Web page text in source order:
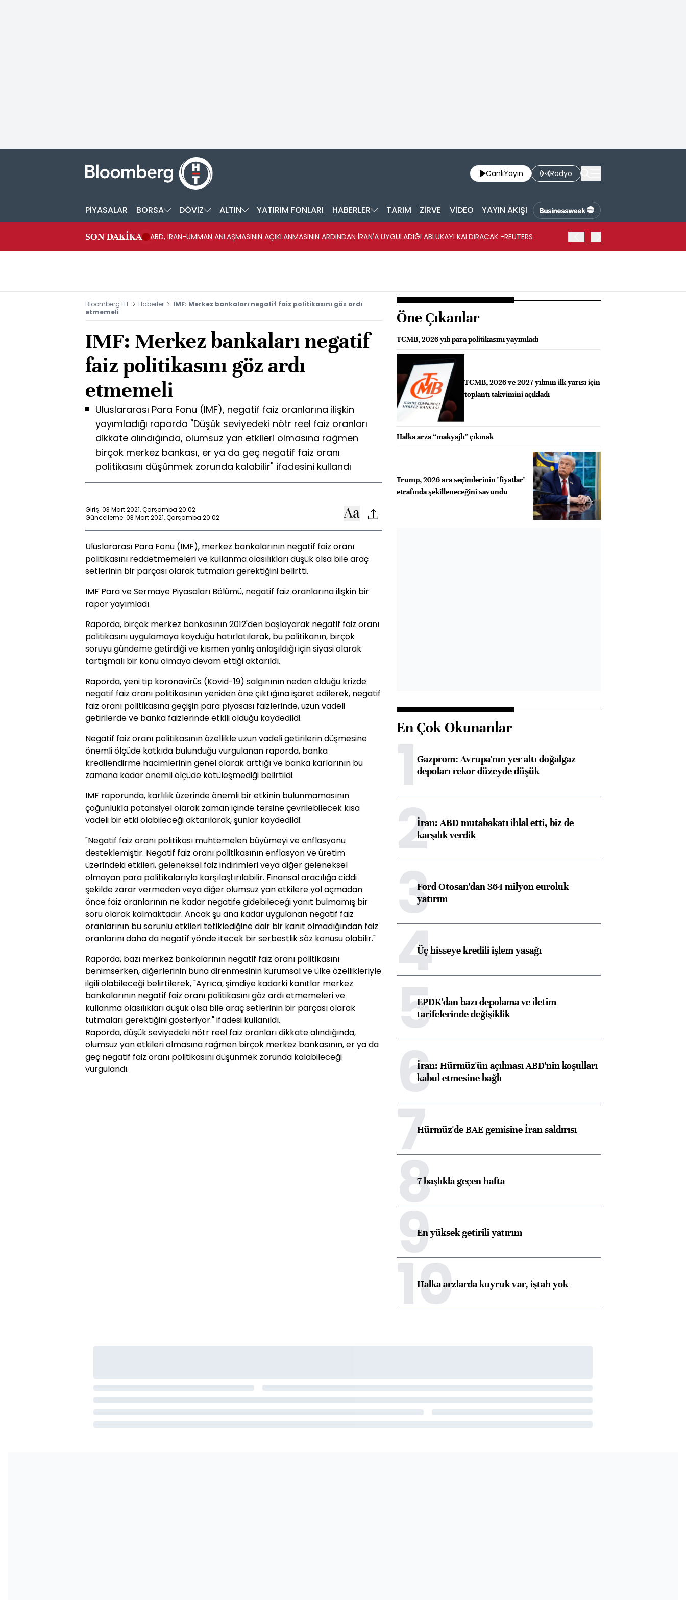
CanlıYayın Radyo
PİYASALAR BORSA DÖVİZ ALTIN YATIRIM FONLARI HABERLER TARIM ZİRVE VİDEO YAYIN AKIŞI
SON DAKİKA ABD, İRAN-UMMAN ANLAŞMASININ AÇIKLANMASININ ARDINDAN İRAN'A UYGULADIĞI ABLUKAYI KALDIRACAK -REUTERS
Bloomberg HT Haberler
IMF: Merkez bankaları negatif faiz politikasını göz ardı
etmemeli
IMF: Merkez bankaları negatif
faiz politikasını göz ardı
etmemeli
Uluslararası Para Fonu (IMF), negatif faiz oranlarına ilişkin
yayımladığı raporda "Düşük seviyedeki nötr reel faiz oranları
dikkate alındığında, olumsuz yan etkileri olmasına rağmen
birçok merkez bankası, er ya da geç negatif faiz oranı
politikasını düşünmek zorunda kalabilir" ifadesini kullandı
Giriş: 03 Mart 2021, Çarşamba 20:02
Güncelleme: 03 Mart 2021, Çarşamba 20:02
Uluslararası Para Fonu (IMF), merkez bankalarının negatif faiz oranı
politikasını reddetmemeleri ve kullanma olasılıkları düşük olsa bile araç
setlerinin bir parçası olarak tutmaları gerektiğini belirtti.
IMF Para ve Sermaye Piyasaları Bölümü, negatif faiz oranlarına ilişkin bir
rapor yayımladı.
Raporda, birçok merkez bankasının 2012'den başlayarak negatif faiz oranı
politikasını uygulamaya koyduğu hatırlatılarak, bu politikanın, birçok
soruyu gündeme getirdiği ve kısmen yanlış anlaşıldığı için siyasi olarak
tartışmalı bir konu olmaya devam ettiği aktarıldı.
Raporda, yeni tip koronavirüs (Kovid-19) salgınının neden olduğu krizde
negatif faiz oranı politikasının yeniden öne çıktığına işaret edilerek, negatif
faiz oranı politikasına geçişin para piyasası faizlerinde, uzun vadeli
getirilerde ve banka faizlerinde etkili olduğu kaydedildi.
Negatif faiz oranı politikasının özellikle uzun vadeli getirilerin düşmesine
önemli ölçüde katkıda bulunduğu vurgulanan raporda, banka
kredilendirme hacimlerinin genel olarak arttığı ve banka karlarının bu
zamana kadar önemli ölçüde kötüleşmediği belirtildi.
IMF raporunda, karlılık üzerinde önemli bir etkinin bulunmamasının
çoğunlukla potansiyel olarak zaman içinde tersine çevrilebilecek kısa
vadeli bir etki olabileceği aktarılarak, şunlar kaydedildi:
"Negatif faiz oranı politikası muhtemelen büyümeyi ve enflasyonu
desteklemiştir. Negatif faiz oranı politikasının enflasyon ve üretim
üzerindeki etkileri, geleneksel faiz indirimleri veya diğer geleneksel
olmayan para politikalarıyla karşılaştırılabilir. Finansal aracılığa ciddi
şekilde zarar vermeden veya diğer olumsuz yan etkilere yol açmadan
önce faiz oranlarının ne kadar negatife gidebileceği yanıt bulmamış bir
soru olarak kalmaktadır. Ancak şu ana kadar uygulanan negatif faiz
oranlarının bu sorunlu etkileri tetiklediğine dair bir kanıt olmadığından faiz
oranlarını daha da negatif yönde itecek bir serbestlik söz konusu olabilir."
Raporda, bazı merkez bankalarının negatif faiz oranı politikasını
benimserken, diğerlerinin buna direnmesinin kurumsal ve ülke özellikleriyle
ilgili olabileceği belirtilerek, "Ayrıca, şimdiye kadarki kanıtlar merkez
bankalarının negatif faiz oranı politikasını göz ardı etmemeleri ve
kullanma olasılıkları düşük olsa bile araç setlerinin bir parçası olarak
tutmaları gerektiğini gösteriyor." ifadesi kullanıldı.
Raporda, düşük seviyedeki nötr reel faiz oranları dikkate alındığında,
olumsuz yan etkileri olmasına rağmen birçok merkez bankasının, er ya da
geç negatif faiz oranı politikasını düşünmek zorunda kalabileceği
vurgulandı.
Öne Çıkanlar
TCMB, 2026 yılı para politikasını yayımladı
TCMB, 2026 ve 2027 yılının ilk yarısı için
toplantı takvimini açıkladı
Halka arza “makyajlı” çıkmak
Trump, 2026 ara seçimlerinin "fiyatlar"
etrafında şekilleneceğini savundu
En Çok Okunanlar
1Gazprom: Avrupa'nın yer altı doğalgaz
depoları rekor düzeyde düşük
2İran: ABD mutabakatı ihlal etti, biz de
karşılık verdik
3Ford Otosan'dan 364 milyon euroluk
yatırım
4Üç hisseye kredili işlem yasağı
5EPDK'dan bazı depolama ve iletim
tarifelerinde değişiklik
6İran: Hürmüz'ün açılması ABD'nin koşulları
kabul etmesine bağlı
7Hürmüz'de BAE gemisine İran saldırısı
87 başlıkla geçen hafta
9En yüksek getirili yatırım
10
Halka arzlarda kuyruk var, iştah yok